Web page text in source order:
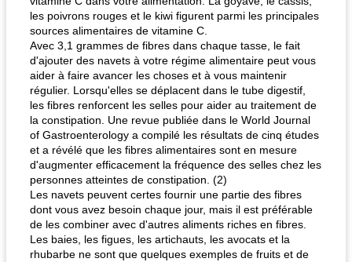
les poivrons rouges et le kiwi figurent parmi les principales
sources alimentaires de vitamine C.
Avec 3,1 grammes de fibres dans chaque tasse, le fait
d'ajouter des navets à votre régime alimentaire peut vous
aider à faire avancer les choses et à vous maintenir
régulier. Lorsqu'elles se déplacent dans le tube digestif,
les fibres renforcent les selles pour aider au traitement de
la constipation. Une revue publiée dans le World Journal
of Gastroenterology a compilé les résultats de cinq études
et a révélé que les fibres alimentaires sont en mesure
d'augmenter efficacement la fréquence des selles chez les
personnes atteintes de constipation. (2)
Les navets peuvent certes fournir une partie des fibres
dont vous avez besoin chaque jour, mais il est préférable
de les combiner avec d'autres aliments riches en fibres.
Les baies, les figues, les artichauts, les avocats et la
rhubarbe ne sont que quelques exemples de fruits et de